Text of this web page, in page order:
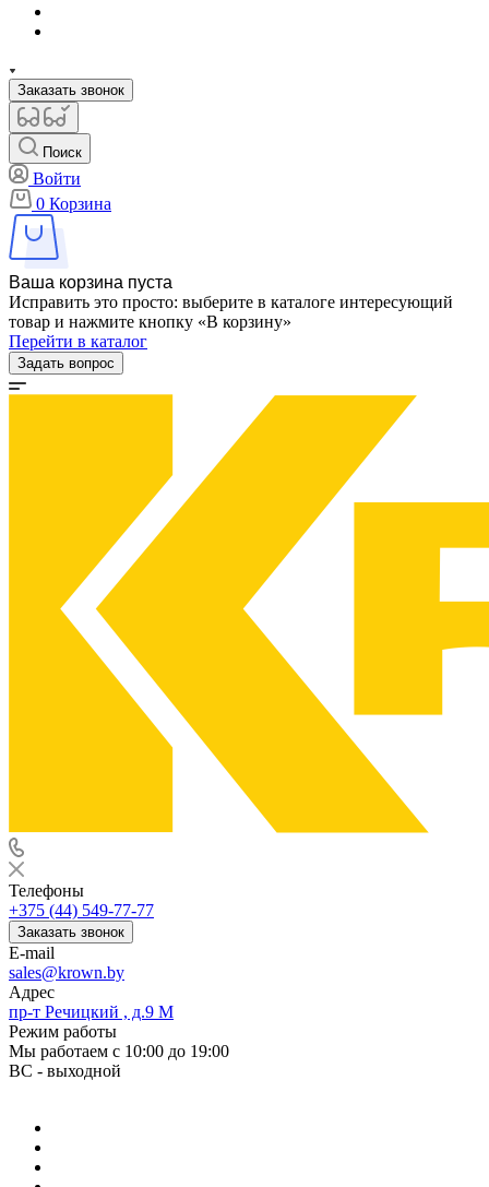
Заказать звонок
Поиск
Войти
0 Корзина
Ваша корзина пуста
Исправить это просто: выберите в каталоге интересующий
товар и нажмите кнопку «В корзину»
Перейти в каталог
Задать вопрос
Телефоны
+375 (44) 549-77-77
Заказать звонок
E-mail
sales@krown.by
Адрес
пр-т Речицкий , д.9 М
Режим работы
Мы работаем с 10:00 до 19:00
ВС - выходной